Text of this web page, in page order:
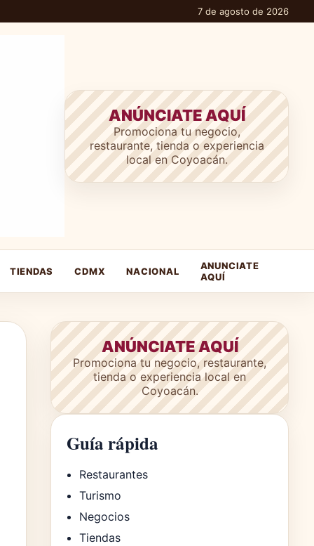
7 de agosto de 2026
ANÚNCIATE AQUÍ
Promociona tu negocio,
restaurante, tienda o experiencia
local en Coyoacán.
TIENDAS CDMX NACIONAL
ANUNCIATE
AQUÍ
ANÚNCIATE AQUÍ
Promociona tu negocio, restaurante,
tienda o experiencia local en
Coyoacán.
Guía rápida
Restaurantes
Turismo
Negocios
Tiendas